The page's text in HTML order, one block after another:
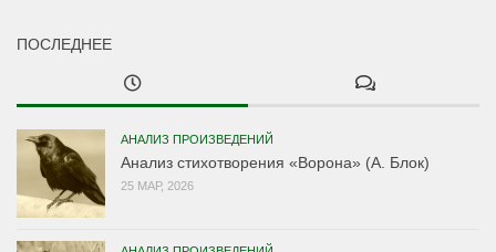
ПОСЛЕДНЕЕ
АНАЛИЗ ПРОИЗВЕДЕНИЙ
Анализ стихотворения «Ворона» (А. Блок)
25 МАР, 2026